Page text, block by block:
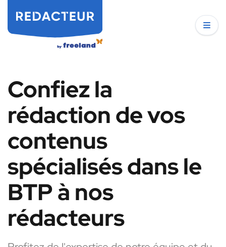
Confiez la
rédaction de vos
contenus
spécialisés dans le
BTP à nos
rédacteurs